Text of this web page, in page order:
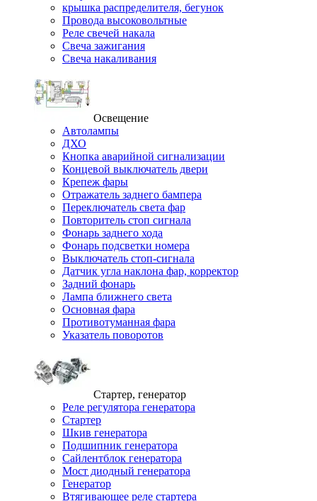
крышка распределителя, бегунок
Провода высоковольтные
Реле свечей накала
Свеча зажигания
Свеча накаливания
Освещение
Автолампы
ДХО
Кнопка аварийной сигнализации
Концевой выключатель двери
Крепеж фары
Отражатель заднего бампера
Переключатель света фар
Повторитель стоп сигнала
Фонарь заднего хода
Фонарь подсветки номера
Выключатель стоп-сигнала
Датчик угла наклона фар, корректор
Задний фонарь
Лампа ближнего света
Основная фара
Противотуманная фара
Указатель поворотов
Стартер, генератор
Реле регулятора генератора
Стартер
Шкив генератора
Подшипник генератора
Сайлентблок генератора
Мост диодный генератора
Генератор
Втягивающее реле стартера